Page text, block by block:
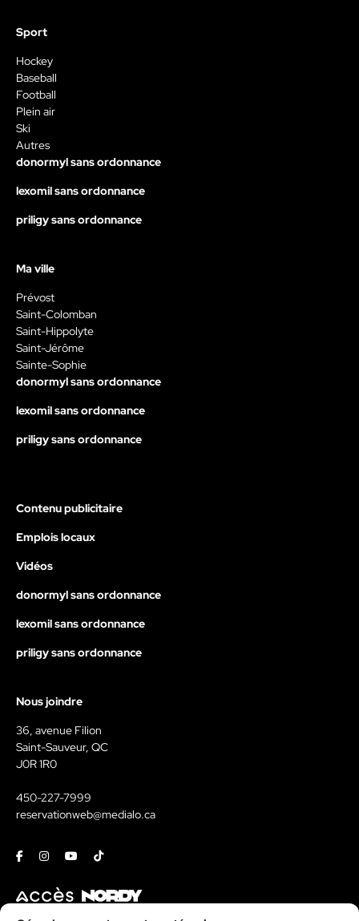
Sport
Hockey
Baseball
Football
Plein air
Ski
Autres
donormyl sans ordonnance
lexomil sans ordonnance
priligy sans ordonnance
Ma ville
Prévost
Saint-Colomban
Saint-Hippolyte
Saint-Jérôme
Sainte-Sophie
donormyl sans ordonnance
lexomil sans ordonnance
priligy sans ordonnance
Contenu publicitaire
Emplois locaux
Vidéos
donormyl sans ordonnance
lexomil sans ordonnance
priligy sans ordonnance
Nous joindre
36, avenue Filion
Saint-Sauveur, QC
J0R 1R0
450-227-7999
reservationweb@medialo.ca
FacebookInstagramYoutubeTiktok